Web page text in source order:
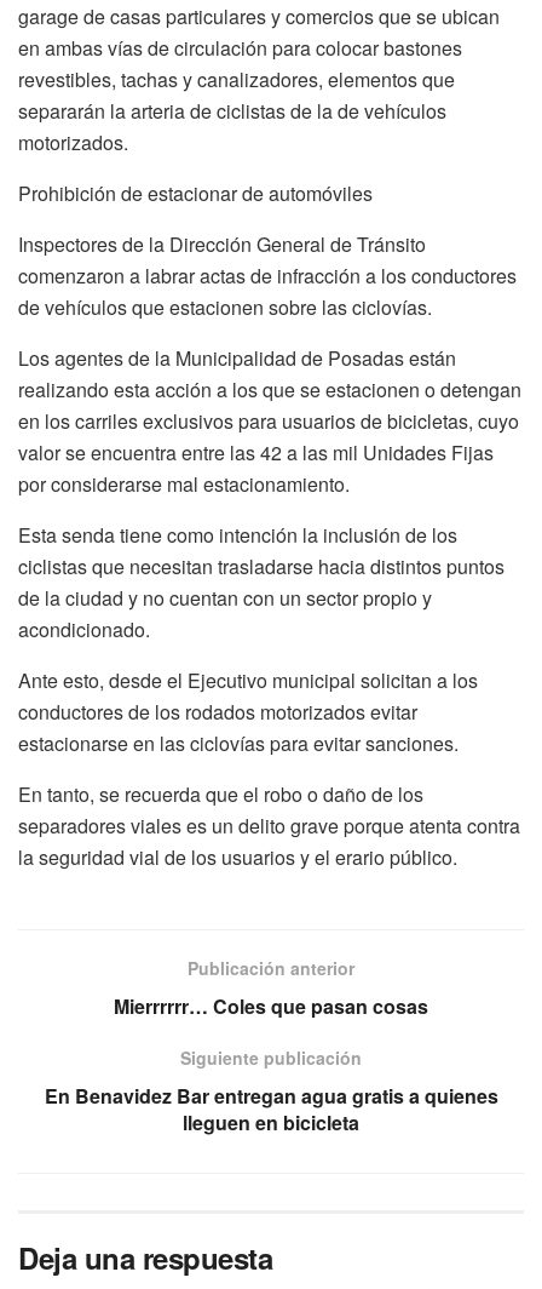
garage de casas particulares y comercios que se ubican
en ambas vías de circulación para colocar bastones
revestibles, tachas y canalizadores, elementos que
separarán la arteria de ciclistas de la de vehículos
motorizados.
Prohibición de estacionar de automóviles
Inspectores de la Dirección General de Tránsito
comenzaron a labrar actas de infracción a los conductores
de vehículos que estacionen sobre las ciclovías.
Los agentes de la Municipalidad de Posadas están
realizando esta acción a los que se estacionen o detengan
en los carriles exclusivos para usuarios de bicicletas, cuyo
valor se encuentra entre las 42 a las mil Unidades Fijas
por considerarse mal estacionamiento.
Esta senda tiene como intención la inclusión de los
ciclistas que necesitan trasladarse hacia distintos puntos
de la ciudad y no cuentan con un sector propio y
acondicionado.
Ante esto, desde el Ejecutivo municipal solicitan a los
conductores de los rodados motorizados evitar
estacionarse en las ciclovías para evitar sanciones.
En tanto, se recuerda que el robo o daño de los
separadores viales es un delito grave porque atenta contra
la seguridad vial de los usuarios y el erario público.
Publicación anterior
Mierrrrrr… Coles que pasan cosas
Siguiente publicación
En Benavidez Bar entregan agua gratis a quienes
lleguen en bicicleta
Deja una respuesta